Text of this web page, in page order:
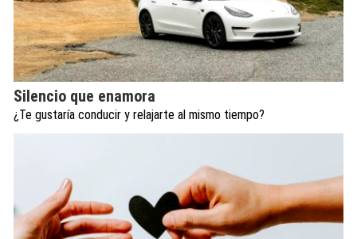
Silencio que enamora
¿Te gustaría conducir y relajarte al mismo tiempo?